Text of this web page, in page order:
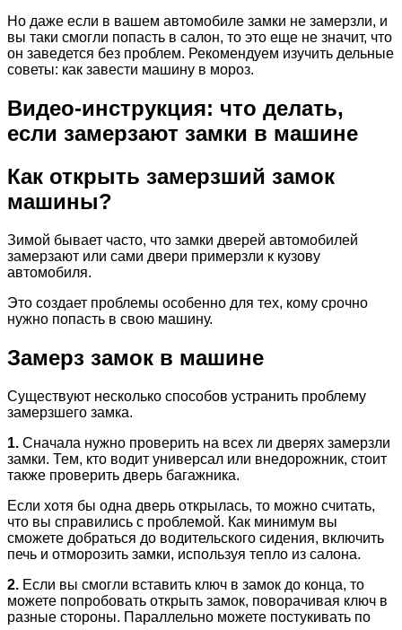
Но даже если в вашем автомобиле замки не замерзли, и
вы таки смогли попасть в салон, то это еще не значит, что
он заведется без проблем. Рекомендуем изучить дельные
советы: как завести машину в мороз.
Видео-инструкция: что делать,
если замерзают замки в машине
Как открыть замерзший замок
машины?
Зимой бывает часто, что замки дверей автомобилей
замерзают или сами двери примерзли к кузову
автомобиля.
Это создает проблемы особенно для тех, кому срочно
нужно попасть в свою машину.
Замерз замок в машине
Существуют несколько способов устранить проблему
замерзшего замка.
1. Сначала нужно проверить на всех ли дверях замерзли
замки. Тем, кто водит универсал или внедорожник, стоит
также проверить дверь багажника.
Если хотя бы одна дверь открылась, то можно считать,
что вы справились с проблемой. Как минимум вы
сможете добраться до водительского сидения, включить
печь и отморозить замки, используя тепло из салона.
2. Если вы смогли вставить ключ в замок до конца, то
можете попробовать открыть замок, поворачивая ключ в
разные стороны. Параллельно можете постукивать по